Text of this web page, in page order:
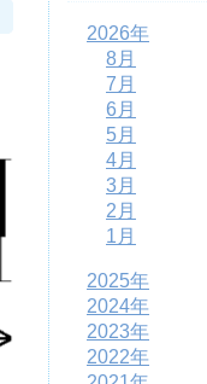
2026年
8月
7月
6月
5月
4月
3月
2月
1月
2025年
2024年
2023年
2022年